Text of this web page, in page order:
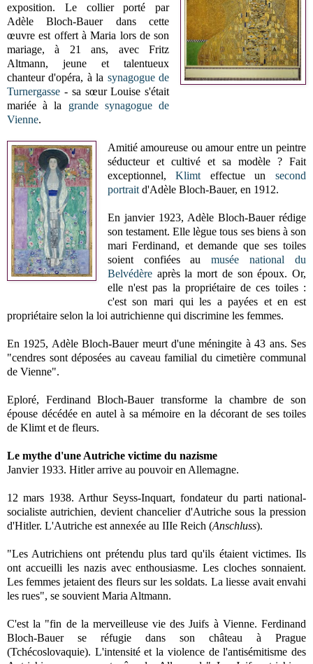
exposition. Le collier porté par
Adèle Bloch-Bauer dans cette
œuvre est offert à Maria lors de son
mariage, à 21 ans, avec Fritz
Altmann, jeune et talentueux
chanteur d'opéra, à la synagogue de
Turnergasse - sa sœur Louise s'était
mariée à la grande synagogue de
Vienne.
Amitié amoureuse ou amour entre un peintre
séducteur et cultivé et sa modèle ? Fait
exceptionnel,Klimt effectue unsecond
portraitd'Adèle Bloch-Bauer, en 1912.
En janvier 1923, Adèle Bloch-Bauer rédige
son testament. Elle lègue tous ses biens à son
mari Ferdinand, et demande que ses toiles
soient confiées aumusée national du
Belvédèreaprès la mort de son époux. Or,
elle n'est pas la propriétaire de ces toiles :
c'est son mari qui les a payées et en est
propriétaire selon la loi autrichienne qui discrimine les femmes.
En 1925, Adèle Bloch-Bauer meurt d'une méningite à 43 ans. Ses
"cendres sont déposées au caveau familial du cimetière communal
de Vienne".
Eploré, Ferdinand Bloch-Bauer transforme la chambre de son
épouse décédée en autel à sa mémoire en la décorant de ses toiles
de Klimt et de fleurs.
Le mythe d'une Autriche victime du nazisme
Janvier 1933. Hitler arrive au pouvoir en Allemagne.
12 mars 1938. Arthur Seyss-Inquart, fondateur du parti national-
socialiste autrichien, devient chancelier d'Autriche sous la pression
d'Hitler. L'Autriche est annexée au IIIe Reich (Anschluss).
"Les Autrichiens ont prétendu plus tard qu'ils étaient victimes. Ils
ont accueilli les nazis avec enthousiasme. Les cloches sonnaient.
Les femmes jetaient des fleurs sur les soldats. La liesse avait envahi
les rues", se souvient Maria Altmann.
C'est la "fin de la merveilleuse vie des Juifs à Vienne. Ferdinand
Bloch-Bauer se réfugie dans son château à Prague
(Tchécoslovaquie). L'intensité et la violence de l'antisémitisme des